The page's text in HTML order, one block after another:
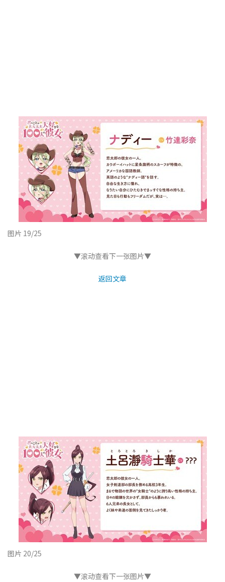
图片 19/25
▼滚动查看下一张图片▼
返回文章
图片 20/25
▼滚动查看下一张图片▼